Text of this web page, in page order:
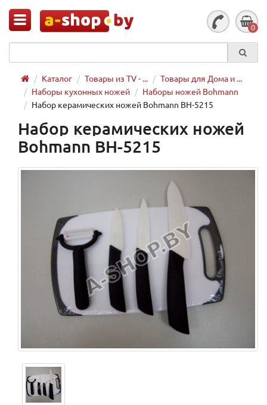
0
Каталог Товары из TV - ...
Товары для Дома и ...
Наборы кухонных ножей
Наборы ножей Bohmann
Набор керамических ножей Bohmann BH-5215
Набор керамических ножей
Bohmann BH-5215